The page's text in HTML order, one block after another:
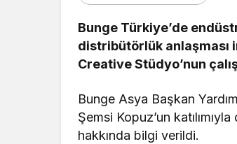
Bunge Türkiye’de
distribütörlük anlaşması
Creative Stüdyo’nun
Bunge Asya Başkan
Şemsi Kopuz’un
hakkında bilgi verildi.